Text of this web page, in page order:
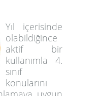
Yıl içerisinde
olabildiğince
aktif bir
kullanımla 4.
sınıf
konularını